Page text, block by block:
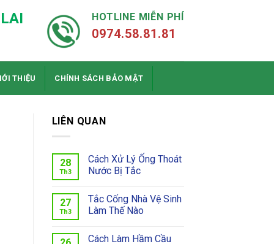
HOTLINE MIỄN PHÍ
0974.58.81.81
THIỆU CHÍNH SÁCH BẢO MẬT
LIÊN QUAN
28
Th3
Cách Xử Lý Ống Thoát
Nước Bị Tắc
27
Th3
Tắc Cống Nhà Vệ Sinh
Làm Thế Nào
Cách Làm Hầm Cầu